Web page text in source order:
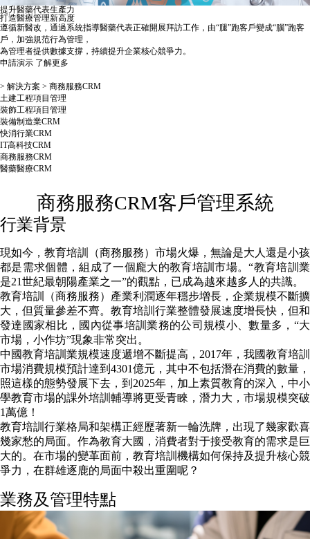
提升醫藥代表生產力
打造醫療管理新高度
遵循新醫改，通過系統指導醫藥代表正確開展拜訪工作，由“腿”跑客戶變成“腦”跑客
戶，加強規范行為管理，
為管理者提供數據支撐，持續提升企業核心競爭力。
申請演示 了解更多
> 解決方案 > 商務服務CRM
土建工程項目管理
裝飾工程項目管理
裝備制造業CRM
快消行業CRM
IT高科技CRM
商務服務CRM
醫藥醫療CRM
商務服務CRM客戶管理系統
行業背景
現如今，教育培訓（商務服務）市場火爆，無論是大人還是小孩
都是需求個體，組成了一個龐大的教育培訓市場。“教育培訓業
是21世紀最朝陽產業之一”的觀點，已成為越來越多人的共識。
教育培訓（商務服務）產業利潤逐年穩步增長，企業規模不斷擴
大，但質量參差不齊。教育培訓行業整體發展速度增長快，但和
發達國家相比，國內從事培訓業務的公司規模小、數量多，“大
市場，小作坊”現象非常突出。
中國教育培訓業規模速度遞增不斷提高，2017年，我國教育培訓
市場消費規模預計達到4301億元，其中不包括潛在消費的數量，
照這樣的態勢發展下去，到2025年，加上素質教育的深入，中小
學教育市場的課外培訓輔導將更受青睞，潛力大，市場規模突破
1萬億！
教育培訓行業格局和架構正經歷著新一輪洗牌，出現了幾家歡喜
幾家愁的局面。作為教育大國，消費者對于接受教育的需求是巨
大的。在市場的變革面前，教育培訓機構如何保持及提升核心競
爭力，在群雄逐鹿的局面中殺出重圍呢？
業務及管理特點